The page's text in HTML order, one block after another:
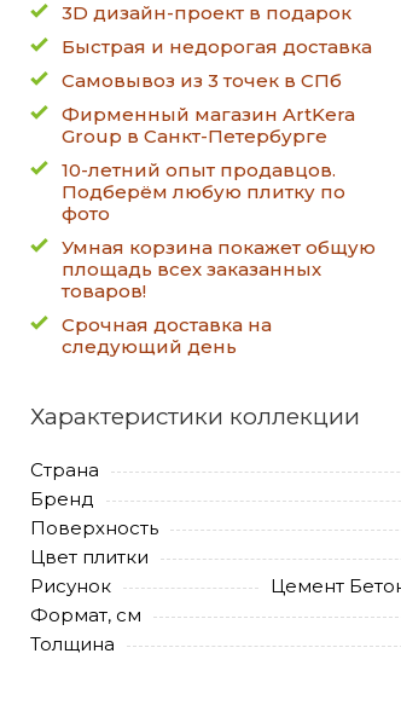
3D дизайн-проект в подарок
Быстрая и недорогая доставка
Самовывоз из 3 точек в СПб
Фирменный магазин ArtKera
Group в Санкт-Петербурге
10-летний опыт продавцов.
Подберём любую плитку по
фото
Умная корзина покажет общую
площадь всех заказанных
товаров!
Срочная доставка на
следующий день
Характеристики коллекции
Страна
Бренд
Поверхность
Цвет плитки
Рисунок
Цемент
Формат, см
Толщина